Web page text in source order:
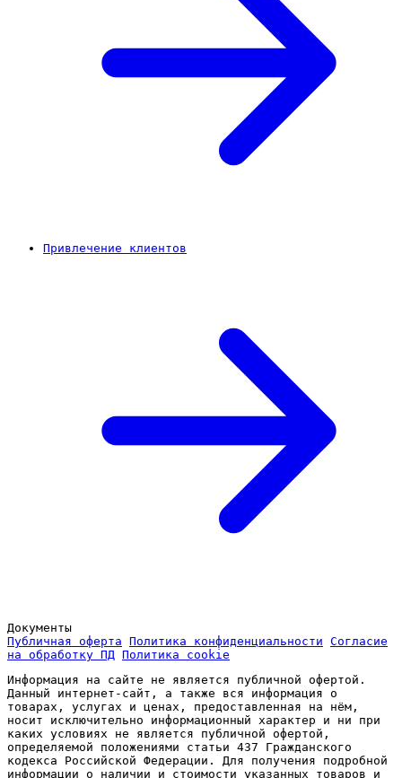
Привлечение клиентов
Документы
Публичная оферта Политика конфиденциальности Согласие
на обработку ПД Политика cookie
Информация на сайте не является публичной офертой.
Данный интернет-сайт, а также вся информация о
товарах, услугах и ценах, предоставленная на нём,
носит исключительно информационный характер и ни при
каких условиях не является публичной офертой,
определяемой положениями статьи 437 Гражданского
кодекса Российской Федерации. Для получения подробной
информации о наличии и стоимости указанных товаров и